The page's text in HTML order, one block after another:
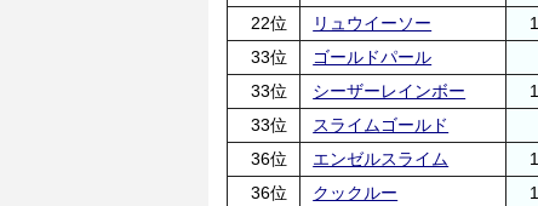
22位
リュウイーソー
33位
ゴールドパール
33位
シーザーレインボー
33位
スライムゴールド
36位
エンゼルスライム
36位
クックルー